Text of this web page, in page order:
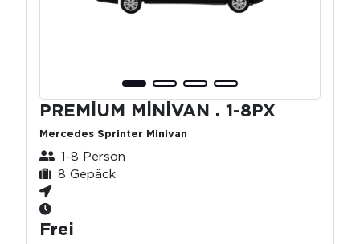
PREMİUM MİNİVAN . 1-8PX
Mercedes Sprinter Minivan
1-8 Person
8 Gepäck
Frei